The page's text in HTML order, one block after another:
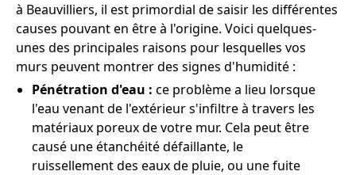
à Beauvilliers, il est primordial de saisir les différentes
causes pouvant en être à l'origine. Voici quelques-
unes des principales raisons pour lesquelles vos
murs peuvent montrer des signes d'humidité :
Pénétration d'eau : ce problème a lieu lorsque
l'eau venant de l'extérieur s'infiltre à travers les
matériaux poreux de votre mur. Cela peut être
causé une étanchéité défaillante, le
ruissellement des eaux de pluie, ou une fuite